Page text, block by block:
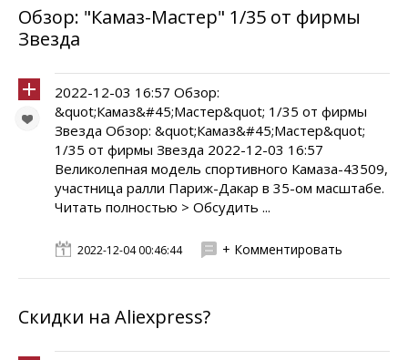
Обзор: "Камаз-Мастер" 1/35 от фирмы
Звезда
2022-12-03 16:57 Обзор:
&quot;Камаз&#45;Мастер&quot; 1/35 от фирмы
Звезда Обзор: &quot;Камаз&#45;Мастер&quot;
1/35 от фирмы Звезда 2022-12-03 16:57
Великолепная модель спортивного Камаза-43509,
участница ралли Париж-Дакар в 35-ом масштабе.
Читать полностью > Обсудить ...
2022-12-04 00:46:44 + Комментировать
Скидки на Aliexpress?